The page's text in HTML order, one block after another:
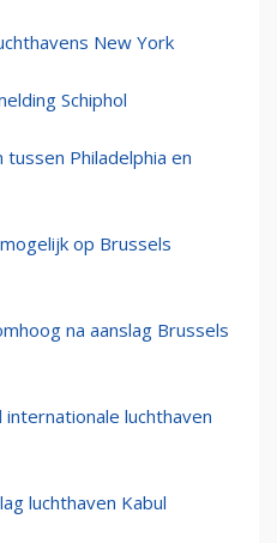
New York
Schiphol
Philadelphia en
op Brussels
na aanslag Brussels
luchthaven
luchthaven Kabul